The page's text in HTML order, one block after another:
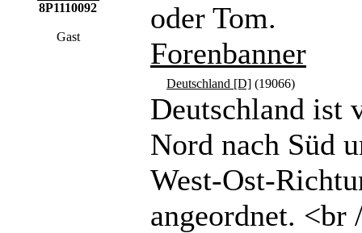
8P1110092
Gast
oder Tom.
Forenbanner
Deutschland [D] (19066)
Deutschland ist
Nord nach Süd
West-Ost-
angeordnet. <br